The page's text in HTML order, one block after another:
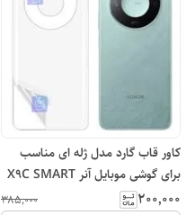
کاور قاب گارد مدل ژله ای مناسب
برای گوشی موبایل آنر X9C SMART
۲۰۰٬۰۰۰ ۳۸۵٬۰۰۰